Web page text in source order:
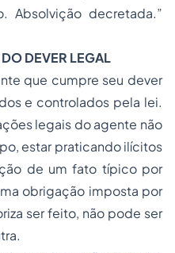
Absolvição decretada.”
DEVER LEGAL
que cumpre seu dever
e controlados pela lei.
legais do agente não
estar praticando ilícitos
de um fato típico por
obrigação imposta por
ser feito, não pode ser